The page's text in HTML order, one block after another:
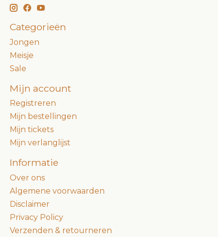
Categorieën
Jongen
Meisje
Sale
Mijn account
Registreren
Mijn bestellingen
Mijn tickets
Mijn verlanglijst
Informatie
Over ons
Algemene voorwaarden
Disclaimer
Privacy Policy
Verzenden & retourneren